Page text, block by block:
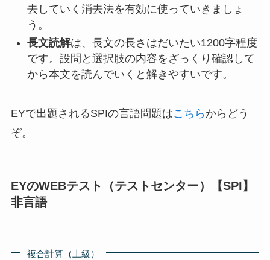
去していく消去法を有効に使っていきましょ
う。
長文読解は、長文の長さはだいたい1200字程度
です。設問と選択肢の内容をざっくり確認して
から本文を読んでいくと解きやすいです。
EYで出題されるSPIの言語問題はこちら からどう
ぞ。
EYのWEBテスト（テストセンター）【SPI】
非言語
複合計算（上級）